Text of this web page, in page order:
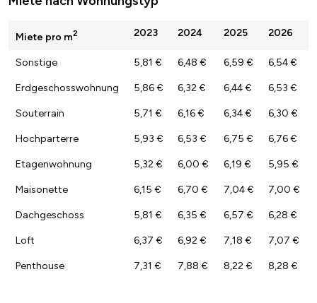
Miete pro m2 2023 2024 2025 2026
Sonstige 5,81 € 6,48 € 6,59 € 6,54 €
Erdgeschosswohnung 5,86 € 6,32 € 6,44 € 6,53 €
Souterrain 5,71 € 6,16 € 6,34 € 6,30 €
Hochparterre 5,93 € 6,53 € 6,75 € 6,76 €
Etagenwohnung 5,32 € 6,00 € 6,19 € 5,95 €
Maisonette 6,15 € 6,70 € 7,04 € 7,00 €
Dachgeschoss 5,81 € 6,35 € 6,57 € 6,28 €
Loft 6,37 € 6,92 € 7,18 € 7,07 €
Penthouse 7,31 € 7,88 € 8,22 € 8,28 €